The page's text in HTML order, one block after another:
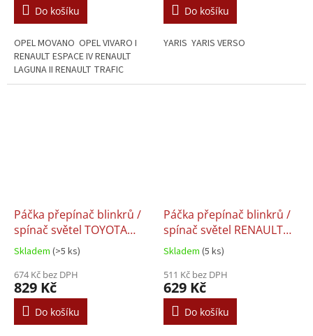
Do košíku
OPEL MOVANO OPEL VIVARO I
RENAULT ESPACE IV RENAULT
LAGUNA II RENAULT TRAFIC
Do košíku
YARIS YARIS VERSO
Páčka přepínač blinkrů /
spínač světel TOYOTA
YARIS (France)
Skladem (>5 ks)
674 Kč bez DPH
829 Kč
Do košíku
Páčka přepínač blinkrů /
spínač světel RENAULT
OPEL NISSAN -
7701044278 / 7701045864
/ VALEO 251438
Skladem (5 ks)
511 Kč bez DPH
629 Kč
Do košíku